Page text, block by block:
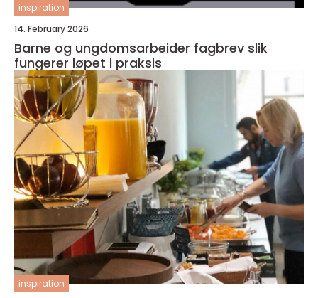
inspiration
14. February 2026
Barne og ungdomsarbeider fagbrev slik
fungerer løpet i praksis
inspiration